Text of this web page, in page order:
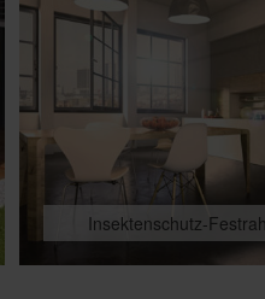
Insektenschutz-